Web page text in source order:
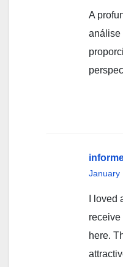
A
análise
January
I loved
receive
here.